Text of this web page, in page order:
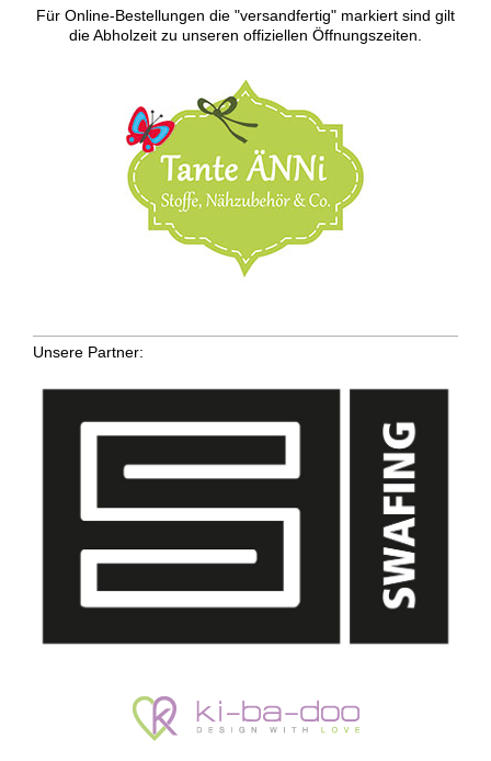
Für Online-Bestellungen die "versandfertig" markiert sind gilt
die Abholzeit zu unseren offiziellen Öffnungszeiten.
Unsere Partner: